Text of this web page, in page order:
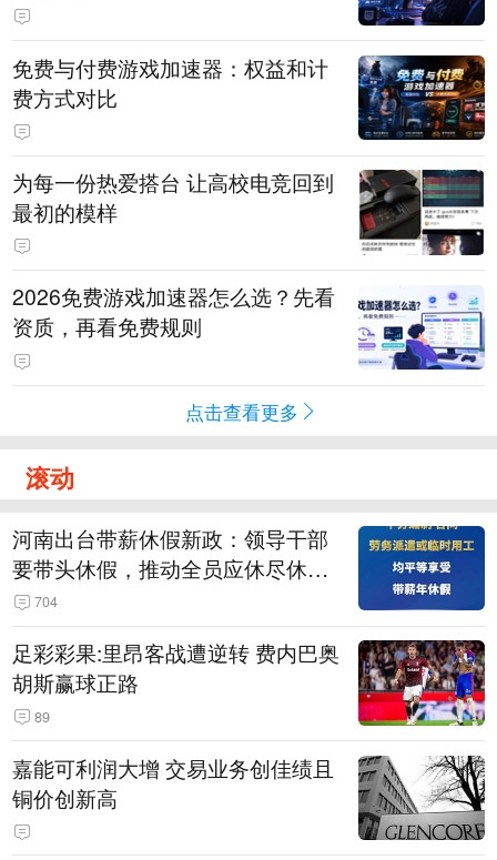
免费与付费游戏加速器：权益和计
费方式对比
为每一份热爱搭台 让高校电竞回到
最初的模样
2026免费游戏加速器怎么选？先看
资质，再看免费规则
点击查看更多
滚动
河南出台带薪休假新政：领导干部
要带头休假，推动全员应休尽休、
休满休足，对纸面休假、弄虚作假
的机关事业单位约谈通报、限期整
改
704
足彩彩果:里昂客战遭逆转 费内巴奥
胡斯赢球正路
89
嘉能可利润大增 交易业务创佳绩且
铜价创新高